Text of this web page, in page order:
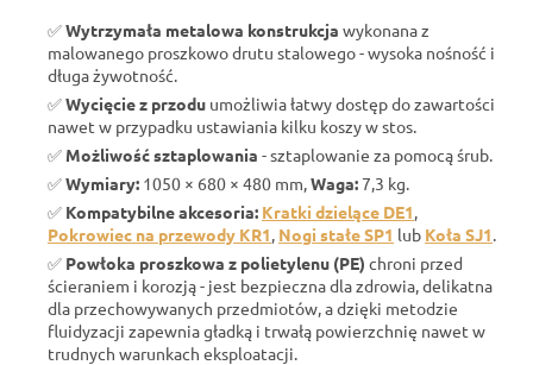
✅Wytrzymała metalowa konstrukcja wykonana z
malowanego proszkowo drutu stalowego - wysoka nośność i
długa żywotność.
✅Wycięcie z przodu umożliwia łatwy dostęp do zawartości
nawet w przypadku ustawiania kilku koszy w stos.
✅ Możliwość sztaplowania - sztaplowanie za pomocą śrub.
✅Wymiary: 1050 × 680 × 480 mm,Waga:7,3 kg.
✅ Kompatybilne akcesoria: Kratki dzielące DE1,
Pokrowiec na przewody KR1, Nogi stałe SP1 lub Koła SJ1.
✅ Powłoka proszkowa z polietylenu (PE) chroni przed
ścieraniem i korozją - jest bezpieczna dla zdrowia, delikatna
dla przechowywanych przedmiotów, a dzięki metodzie
fluidyzacji zapewnia gładką i trwałą powierzchnię nawet w
trudnych warunkach eksploatacji.